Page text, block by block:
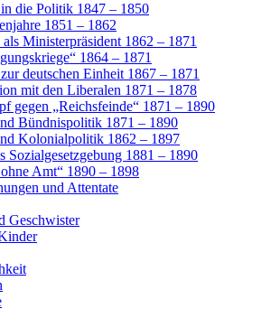
die Politik 1847 – 1850
1851 – 1862
Ministerpräsident 1862 – 1871
1864 – 1871
deutschen Einheit 1867 – 1871
mit den Liberalen 1871 – 1878
gegen „Reichsfeinde“ 1871 – 1890
Bündnispolitik 1871 – 1890
Kolonialpolitik 1862 – 1897
Sozialgesetzgebung 1881 – 1890
Amt“ 1890 – 1898
und Attentate
Geschwister